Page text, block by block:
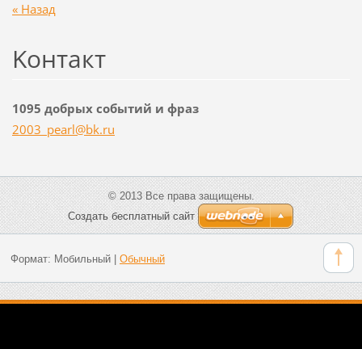
« Назад
Koнтакт
1095 добрых событий и фраз
2003_pearl@bk.ru
© 2013 Все права защищены.
Создать бесплатный сайт
Формат: Мобильный| Обычный